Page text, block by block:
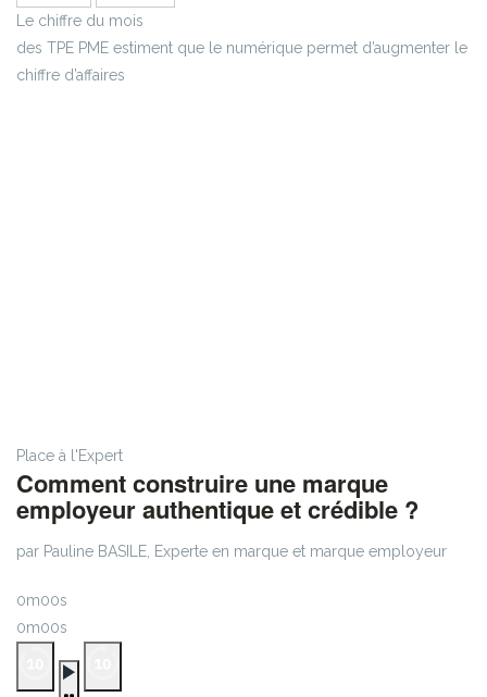
Le chiffre du mois
des TPE PME estiment que le numérique permet d’augmenter le
chiffre d’affaires
Place à l'Expert
Comment construire une marque
employeur authentique et crédible ?
par Pauline BASILE, Experte en marque et marque employeur
0m00s
0m00s